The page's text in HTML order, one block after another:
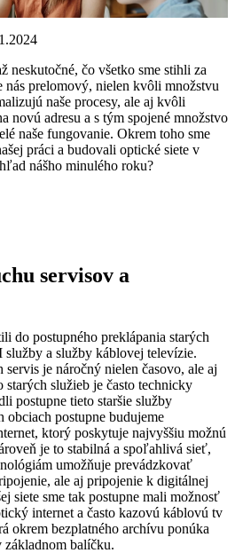
neskutočné, čo všetko sme stihli za
prelomový, nielen kvôli množstvu
naše procesy, ale aj kvôli
novú adresu a s tým spojené množstvo
naše fungovanie. Okrem toho sme
práci a budovali optické siete v
nášho minulého roku?
servisov a
do postupného preklápania starých
a služby káblovej televízie.
je náročný nielen časovo, ale aj
služieb je často technicky
postupne tieto staršie služby
postupne budujeme
ktorý poskytuje najvyššiu možnú
je to stabilná a spoľahlivá sieť,
umožňuje prevádzkovať
ale aj pripojenie k digitálnej
siete sme tak postupne mali možnosť
internet a často kazovú káblovú tv
okrem bezplatného archívu ponúka
balíčku.